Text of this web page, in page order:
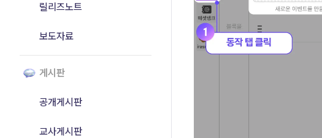
릴리즈노트
보도자료
게시판
공개게시판
교사게시판